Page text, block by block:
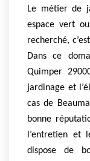
Le métier de
espace vert
recherché,
Dans ce
Quimper
jardinage et
cas de
bonne
l’entretien et
dispose de